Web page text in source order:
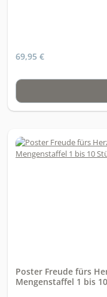
69,95 €
Poster Freude fürs
Mengenstaffel 1 bis